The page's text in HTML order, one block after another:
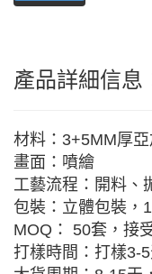
產品詳細信息
材料：3+5MM厚
畫面：噴繪
工藝流程：開料、
包裝：立體包裝，
MOQ： 50套，接
打樣時間：打樣3-